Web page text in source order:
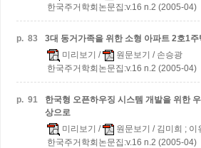
한국주거학회논문집:v.16 n.2 (2005-04)
p. 83
3대 동거가족을 위한 소형 아파트 2호1
미리보기 / 원문보기 / 손승광
한국주거학회논문집:v.16 n.2 (2005-04)
p. 91
한국형 오픈하우징 시스템 개발을 위한
상으로
미리보기 / 원문보기 / 김미희 ; 이
한국주거학회논문집:v.16 n.2 (2005-04)